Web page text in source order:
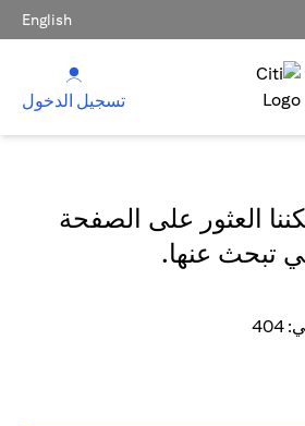
English
تسجيل الدخول
العثور على الصفحة
تبحث عنها.